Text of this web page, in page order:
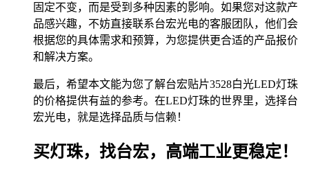
固定不变，而是受到多种因素的影响。如果您对这款产
品感兴趣，不妨直接联系台宏光电的客服团队，他们会
根据您的具体需求和预算，为您提供更合适的产品报价
和解决方案。
最后，希望本文能为您了解台宏贴片3528白光LED灯珠
的价格提供有益的参考。在LED灯珠的世界里，选择台
宏光电，就是选择品质与信赖！
买灯珠，找台宏，高端工业更稳定！